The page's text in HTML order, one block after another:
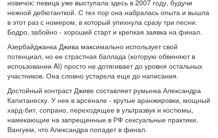
новичок: певица уже выступала здесь в 2007 году, будучи
нежной дебютанткой. С тех пор она набралась опыта и вышла
в этот раз с номером, в который упихнула сразу три песни.
Бодро, забойно - хороший старт и крепкая заявка на финал.
Азербайджанка Джива максимально использует свой
потенциал, но ее страстная баллада (которую обвиняют в
испоьзовании AI) просто не дотягивает до уровня остальных
участников. Она словно устарела еще до написания.
Достойный контраст Дживе составляет румынка Александра
Капитанеску. У нее в арсенале - крутые аранжировки, мощный
хард-бит, сопрано, переходящее в ультразвук и костюмы,
намекающие на запрещенные в РФ сексуальные практики.
Вангуем, что Александра попадет в финал.